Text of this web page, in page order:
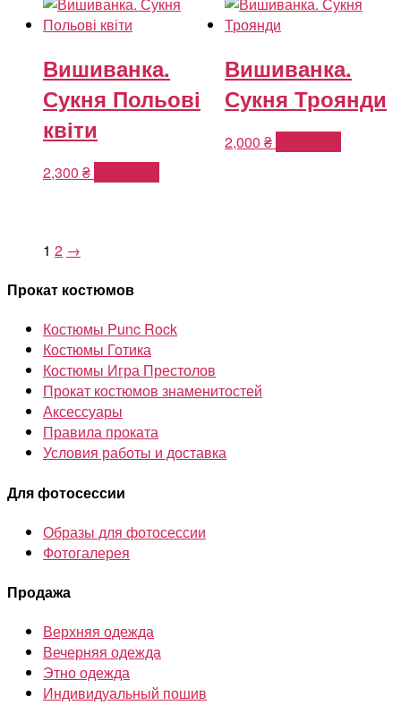
Вишиванка.
Сукня Польові
квіти
2,300 ₴
Вишиванка.
Сукня Троянди
2,000₴
1 2 →
Прокат костюмов
Костюмы Punc Rock
Костюмы Готика
Костюмы Игра Престолов
Прокат костюмов знаменитостей
Аксессуары
Правила проката
Условия работы и доставка
Для фотосессии
Образы для фотосессии
Фотогалерея
Продажа
Верхняя одежда
Вечерняя одежда
Этно одежда
Индивидуальный пошив